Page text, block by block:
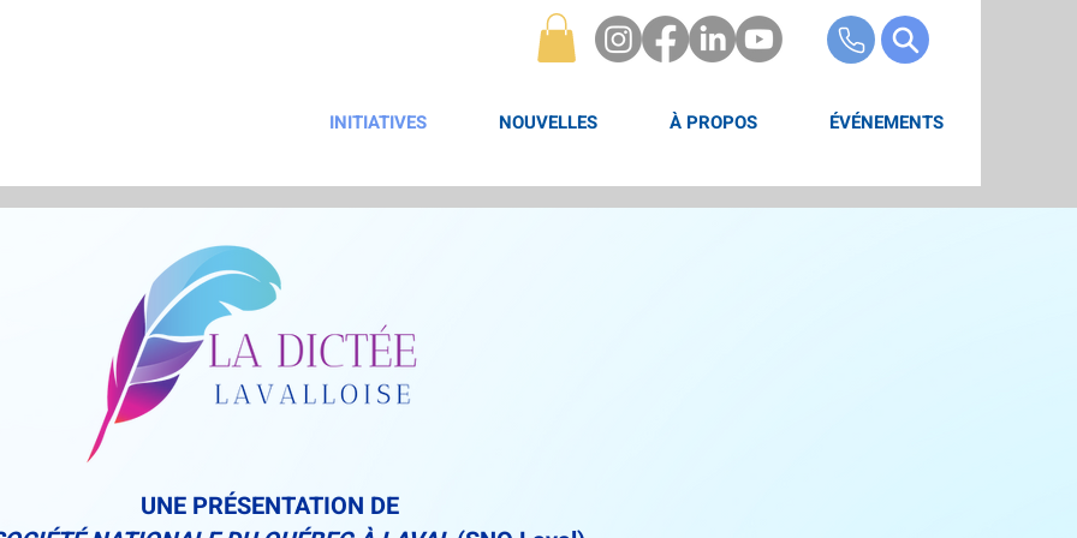
INITIATIVES NOUVELLES À PROPOS ÉVÉNEMENTS
UNE PRÉSENTATION DE